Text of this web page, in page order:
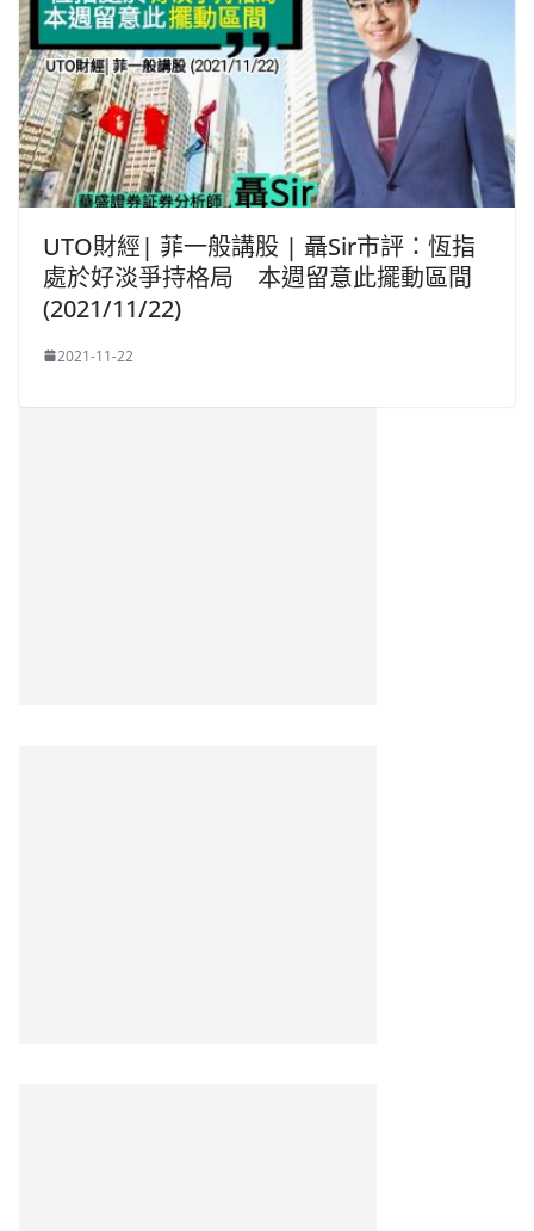
UTO財經| 菲一般講股 | 聶Sir市評：恆指
處於好淡爭持格局 本週留意此擺動區間
(2021/11/22)
2021-11-22